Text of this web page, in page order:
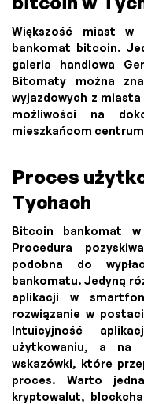
Większość miast w
bankomat bitcoin.
galeria handlowa
Bitomaty można
wyjazdowych z
możliwości na
mieszkańcom
Proces
Tychach
Bitcoin bankomat
Procedura
podobna do
bankomatu. Jedyną
aplikacji w
rozwiązanie w
Intuicyjność
użytkowaniu, a na
wskazówki, które
proces. Warto
kryptowalut,